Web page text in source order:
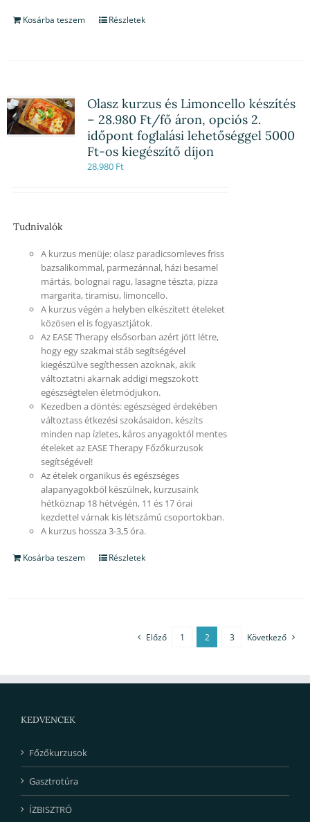
Kosárba teszem Részletek
Olasz kurzus és Limoncello készítés
– 28.980 Ft/fő áron, opciós 2.
időpont foglalási lehetőséggel 5000
Ft-os kiegészítő díjon
28,980 Ft
Tudnivalók
A kurzus menüje: olasz paradicsomleves friss
bazsalikommal, parmezánnal, házi besamel
mártás, bolognai ragu, lasagne tészta, pizza
margarita, tiramisu, limoncello.
A kurzus végén a helyben elkészített ételeket
közösen el is fogyasztjátok.
Az EASE Therapy elsősorban azért jött létre,
hogy egy szakmai stáb segítségével
kiegészülve segíthessen azoknak, akik
változtatni akarnak addigi megszokott
egészségtelen életmódjukon.
Kezedben a döntés: egészséged érdekében
változtass étkezési szokásaidon, készíts
minden nap ízletes, káros anyagoktól mentes
ételeket az EASE Therapy Főzőkurzusok
segítségével!
Az ételek organikus és egészséges
alapanyagokból készülnek, kurzusaink
hétköznap 18 hétvégén, 11 és 17 órai
kezdettel várnak kis létszámú csoportokban.
A kurzus hossza 3-3,5 óra.
Kosárba teszem Részletek
Előző 1 2 3 Következő
KEDVENCEK
Főzőkurzusok
Gasztrotúra
ÍZBISZTRÓ